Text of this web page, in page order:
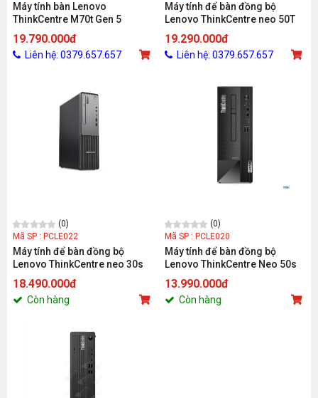
Máy tính bàn Lenovo
ThinkCentre M70t Gen 5
12U0000GVA (Intel® Core™ i7-
14700/8GB DDR5 5600/ 512GB
SSD M.2 228/ Black/ Tower/
19.790.000đ
Liên hệ: 0379.657.657
Máy tính để bàn đồng bộ
Lenovo ThinkCentre neo 50T
Gen 4 12JB001LVA (Core i7-
13700/16GB/512GB/Intel UHD
770/NoOS/1Yr)
19.290.000đ
Liên hệ: 0379.657.657
(0)
Mã SP : PCLE022
Máy tính để bàn đồng bộ
Lenovo ThinkCentre neo 30s
Gen 5 13DG0001VA (Intel Core
i5-13420H | 8GB | 512GB | Intel
UHD | NoOS | Đen viền xám |
18.490.000đ
Còn hàng
(0)
Mã SP : PCLE020
Máy tính để bàn đồng bộ
Lenovo ThinkCentre Neo 50s
Gen 4 12JH00MXVA (i3-
13100/ 8GB/ 256Gb SSD/ Wifi +
BT/ Key/ Mouse/ NoOS/ 1Y)
13.990.000đ
Còn hàng